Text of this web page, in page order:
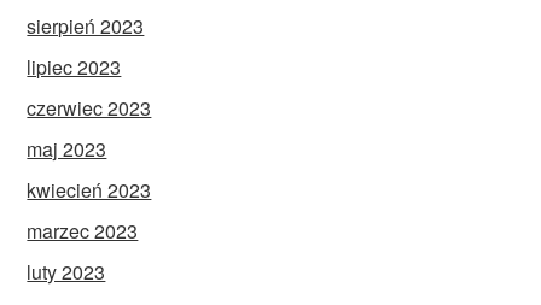
sierpień 2023
lipiec 2023
czerwiec 2023
maj 2023
kwiecień 2023
marzec 2023
luty 2023